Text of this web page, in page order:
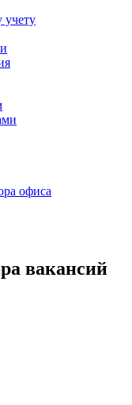
учету
офиса
вакансий